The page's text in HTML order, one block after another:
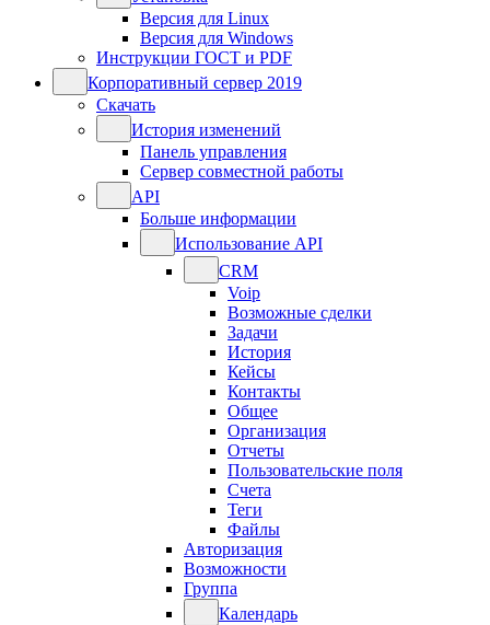
Версия для Linux
Версия для Windows
Инструкции ГОСТ и PDF
Корпоративный сервер 2019
Скачать
История изменений
Панель управления
Сервер совместной работы
API
Больше информации
Использование API
CRM
Voip
Возможные сделки
Задачи
История
Кейсы
Контакты
Общее
Организация
Отчеты
Пользовательские поля
Счета
Теги
Файлы
Авторизация
Возможности
Группа
Календарь